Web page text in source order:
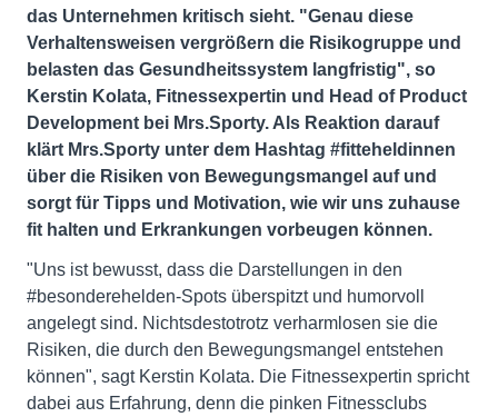
das Unternehmen kritisch sieht. "Genau diese
Verhaltensweisen vergrößern die Risikogruppe und
belasten das Gesundheitssystem langfristig", so
Kerstin Kolata, Fitnessexpertin und Head of Product
Development bei Mrs.Sporty. Als Reaktion darauf
klärt Mrs.Sporty unter dem Hashtag #fitteheldinnen
über die Risiken von Bewegungsmangel auf und
sorgt für Tipps und Motivation, wie wir uns zuhause
fit halten und Erkrankungen vorbeugen können.
"Uns ist bewusst, dass die Darstellungen in den
#besonderehelden-Spots überspitzt und humorvoll
angelegt sind. Nichtsdestotrotz verharmlosen sie die
Risiken, die durch den Bewegungsmangel entstehen
können", sagt Kerstin Kolata. Die Fitnessexpertin spricht
dabei aus Erfahrung, denn die pinken Fitnessclubs